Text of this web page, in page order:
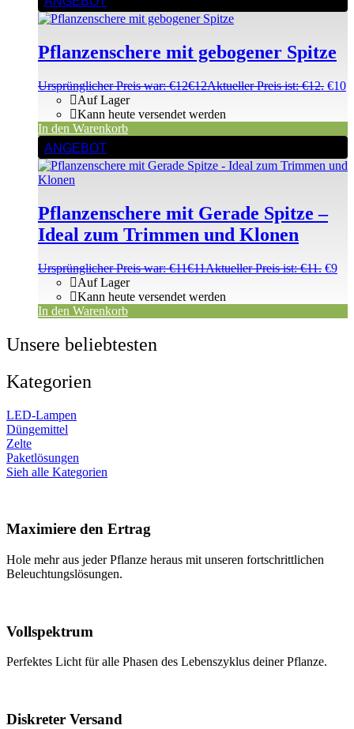
Pflanzenschere mit gebogener Spitze
Ursprünglicher Preis war: €12€12Aktueller Preis ist: €12. €10
Auf Lager
Kann heute versendet werden
In den Warenkorb
ANGEBOT
Pflanzenschere mit Gerade Spitze –
Ideal zum Trimmen und Klonen
Ursprünglicher Preis war: €11€11Aktueller Preis ist: €11. €9
Auf Lager
Kann heute versendet werden
In den Warenkorb
Unsere beliebtesten
Kategorien
LED-Lampen
Düngemittel
Zelte
Paketlösungen
Sieh alle Kategorien
Maximiere den Ertrag
Hole mehr aus jeder Pflanze heraus mit unseren fortschrittlichen
Beleuchtungslösungen.
Vollspektrum
Perfektes Licht für alle Phasen des Lebenszyklus deiner Pflanze.
Diskreter Versand